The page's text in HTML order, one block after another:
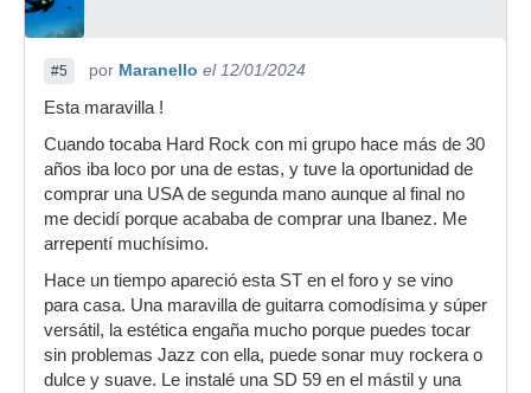
#5 por Maranello el 12/01/2024
Esta maravilla !
Cuando tocaba Hard Rock con mi grupo hace más de 30
años iba loco por una de estas, y tuve la oportunidad de
comprar una USA de segunda mano aunque al final no
me decidí porque acababa de comprar una Ibanez. Me
arrepentí muchísimo.
Hace un tiempo apareció esta ST en el foro y se vino
para casa. Una maravilla de guitarra comodísima y súper
versátil, la estética engaña mucho porque puedes tocar
sin problemas Jazz con ella, puede sonar muy rockera o
dulce y suave. Le instalé una SD 59 en el mástil y una